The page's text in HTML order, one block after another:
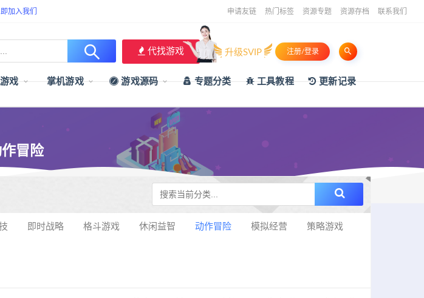
加入我们 申请友链 热门标签 资源专题 资源存档 联系我们
代找游戏 升级SVIP 注册/登录
戏 掌机游戏 游戏源码 专题分类 工具教程 更新记录
冒险
即时战略 格斗游戏 休闲益智 动作冒险 模拟经营 策略游戏